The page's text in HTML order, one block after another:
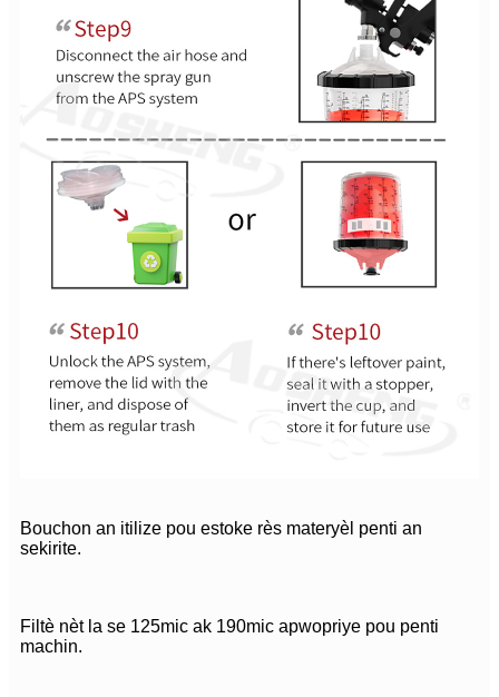
Bouchon an itilize pou estoke rès materyèl penti an
sekirite.
Filtè nèt la se 125mic ak 190mic apwopriye pou penti
machin.